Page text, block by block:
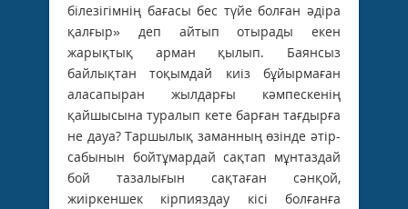
білезігімнің бағасы бес түйе болған әдіра
қалғыр» деп айтып отырады екен
жарықтық арман қылып. Баянсыз
байлықтан тоқымдай киіз бұйырмаған
аласапыран жылдарғы кәмпескенің
қайшысына туралып кете барған тағдырға
не дауа? Таршылық заманның өзінде әтір-
сабынын бойтұмардай сақтап мұнтаздай
бой тазалығын сақтаған сәнқой,
жиіркеншек кірпияздау кісі болғанға